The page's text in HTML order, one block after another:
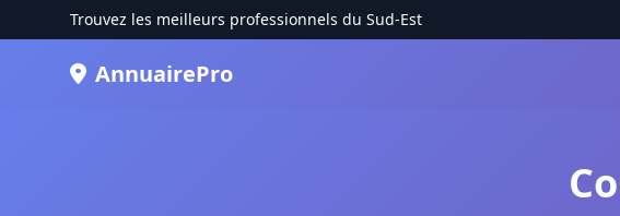
Trouvez les meilleurs professionnels du Sud-Est
AnnuairePro